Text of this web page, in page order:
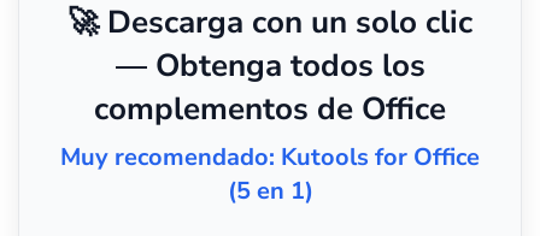
🚀 Descarga con un solo clic
— Obtenga todos los
complementos de Office
Muy recomendado: Kutools for Office
(5 en 1)